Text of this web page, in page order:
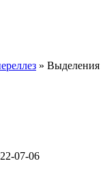
» Выделения
07-06